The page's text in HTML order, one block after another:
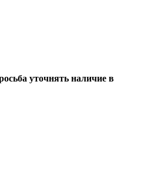
уточнять наличие в